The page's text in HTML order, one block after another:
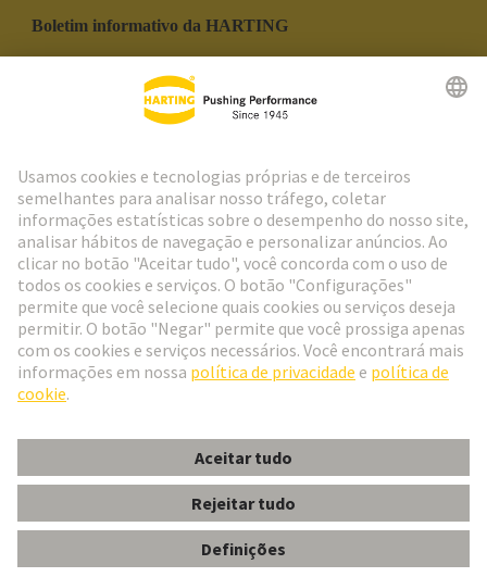
DIN-Signal M032MS-3,0C1-2
Boletim informativo da HARTING
Social Media
Portugal Português
© Grupo de Tecnologia HARTING
ImprimirPolítica de Privacidade
Termos de Utilização